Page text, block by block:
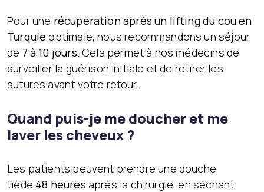
Pour une récupération après un lifting du cou en
Turquie optimale, nous recommandons un séjour
de 7 à 10 jours. Cela permet à nos médecins de
surveiller la guérison initiale et de retirer les
sutures avant votre retour.
Quand puis-je me doucher et me
laver les cheveux ?
Les patients peuvent prendre une douche
tiède 48 heures après la chirurgie, en séchant